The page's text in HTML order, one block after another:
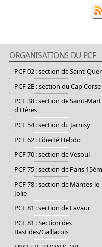
ORGANISATIONS DU PCF
PCF 02 : section de Saint-
PCF 2B : section du Cap Corse
PCF 38 : section de Saint-
d'Hères
PCF 54 : section du Jarnisy
PCF 62 : Liberté Hebdo
PCF 70 : section de Vesoul
PCF 75 : section de Paris
PCF 78 : section de Mantes-le-
Jolie
PCF 81 : section de Lavaur
PCF 81 : Section des
Bastides/Gaillacois